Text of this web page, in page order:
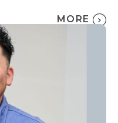
MORE